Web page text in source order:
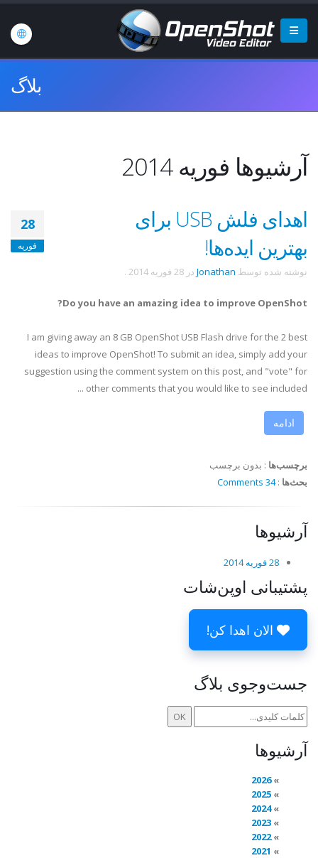
بلاگ
آرشیوها فوریه 2014
28
فوریه
اهدای فلش USB برای
بهترین ایده‌ها!
نوشته شده توسط Jonathan در 28 فوریه 2014 .
Do you have an amazing idea to improve OpenShot?
I am giving away an 8 GB OpenShot USB Flash drive for the 2 best
ideas to improve OpenShot! To submit an idea, simply add your
suggestion using the comment system on this post, and "vote" for
other comments that you would like to see included ...
ادامه
برچسب‌ها : بدون برچسب
بحث‌ها :
34 Comments
آرشیوها
28 فوریه 2014
پشتیبانی اوپن‌شات
الان اهدا کن!
جست‌وجوی بلاگ
آرشیوها
2026
2025
2024
2023
2022
2021